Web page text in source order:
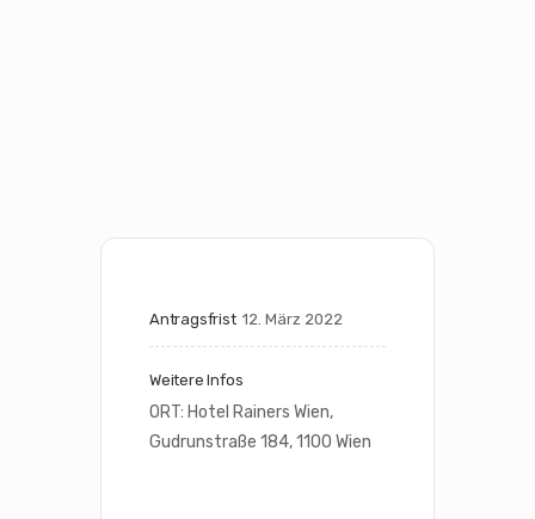
Antragsfrist 12. März 2022
Weitere Infos
ORT: Hotel Rainers Wien,
Gudrunstraße 184, 1100 Wien